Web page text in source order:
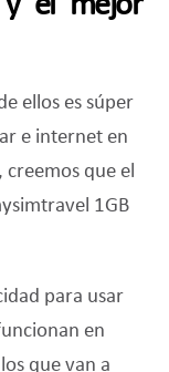
ellos es súper
e internet en
creemos que el
1GB
para usar
en
que van a